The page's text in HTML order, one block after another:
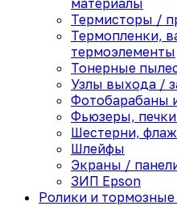
материалы
Термисторы /
Термопленки,
термоэлементы
Тонерные
Узлы выхода /
Фотобарабаны
Фьюзеры,
Шестерни,
Шлейфы
Экраны /
ЗИП Epson
Ролики и